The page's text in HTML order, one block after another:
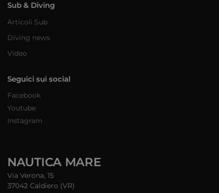
Sub & Diving
Articoli Sub
Diving news
Video
Seguici sui social
Facebook
Youtube
Instagram
NAUTICA MARE
Via Verona, 15
37042 Caldiero (VR)